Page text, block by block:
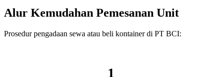
Alur Kemudahan Pemesanan Unit
Prosedur pengadaan sewa atau beli kontainer di PT BCI:
1